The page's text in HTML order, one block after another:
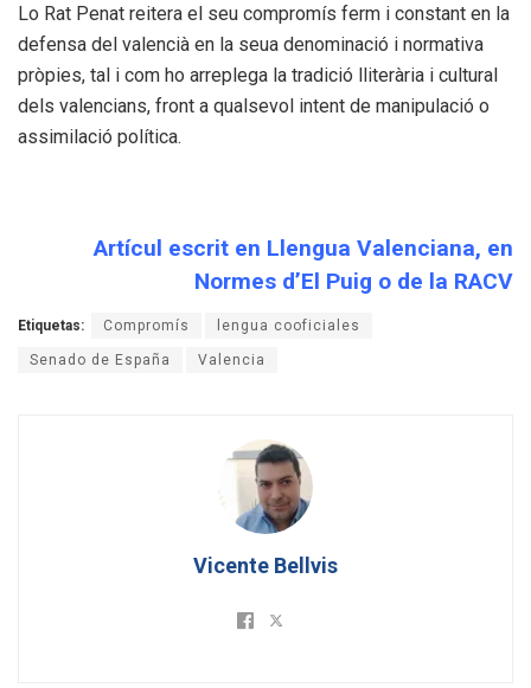
Lo Rat Penat reitera el seu compromís ferm i constant en la
defensa del valencià en la seua denominació i normativa
pròpies, tal i com ho arreplega la tradició lliterària i cultural
dels valencians, front a qualsevol intent de manipulació o
assimilació política.
Artícul escrit en Llengua Valenciana, en
Normes d’El Puig o de la RACV
Etiquetas: Compromís lengua cooficiales
Senado de España Valencia
Vicente Bellvis